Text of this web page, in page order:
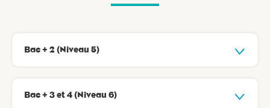
Bac + 2 (Niveau 5)
Bac + 3 et 4 (Niveau 6)